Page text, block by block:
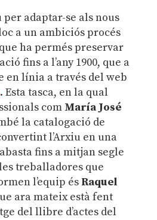
per adaptar-se als nous
a un ambiciós procés
ha permés preservar
fins a l’any 1900, que a
en línia a través del web
. Esta tasca, en la qual
com María José
la catalogació de
l’Arxiu en una
fins a mitjan segle
treballadores que
l’equip és Raquel
ara mateix està fent
del llibre d’actes del